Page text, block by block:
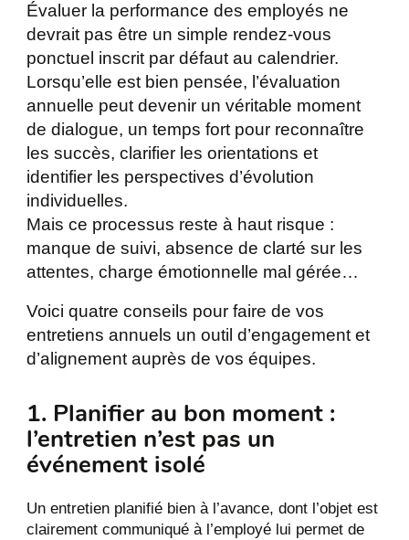
Évaluer la performance des employés ne
devrait pas être un simple rendez-vous
ponctuel inscrit par défaut au calendrier.
Lorsqu’elle est bien pensée, l’évaluation
annuelle peut devenir un véritable moment
de dialogue, un temps fort pour reconnaître
les succès, clarifier les orientations et
identifier les perspectives d’évolution
individuelles.
Mais ce processus reste à haut risque :
manque de suivi, absence de clarté sur les
attentes, charge émotionnelle mal gérée…
Voici quatre conseils pour faire de vos
entretiens annuels un outil d’engagement et
d’alignement auprès de vos équipes.
1. Planifier au bon moment :
l’entretien n’est pas un
événement isolé
Un entretien planifié bien à l’avance, dont l’objet est
clairement communiqué à l’employé lui permet de